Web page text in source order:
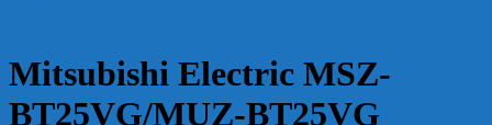
Mitsubishi Electric MSZ-
BT25VG/MUZ-BT25VG